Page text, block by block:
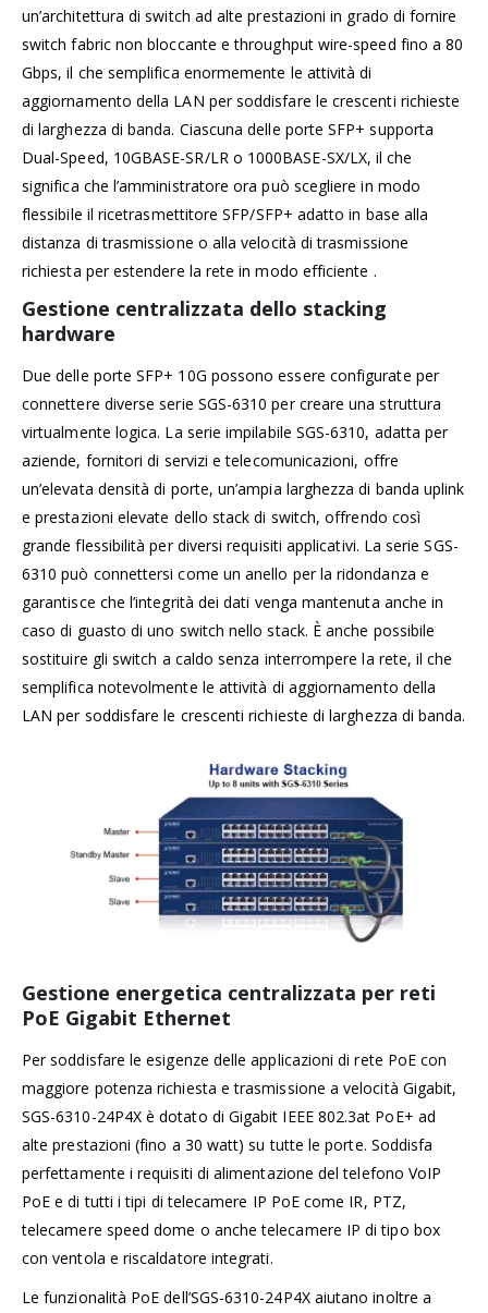
un’architettura di switch ad alte prestazioni in grado di fornire
switch fabric non bloccante e throughput wire-speed fino a 80
Gbps, il che semplifica enormemente le attività di
aggiornamento della LAN per soddisfare le crescenti richieste
di larghezza di banda. Ciascuna delle porte SFP+ supporta
Dual-Speed, 10GBASE-SR/LR o 1000BASE-SX/LX, il che
significa che l’amministratore ora può scegliere in modo
flessibile il ricetrasmettitore SFP/SFP+ adatto in base alla
distanza di trasmissione o alla velocità di trasmissione
richiesta per estendere la rete in modo efficiente .
Gestione centralizzata dello stacking
hardware
Due delle porte SFP+ 10G possono essere configurate per
connettere diverse serie SGS-6310 per creare una struttura
virtualmente logica. La serie impilabile SGS-6310, adatta per
aziende, fornitori di servizi e telecomunicazioni, offre
un’elevata densità di porte, un’ampia larghezza di banda uplink
e prestazioni elevate dello stack di switch, offrendo così
grande flessibilità per diversi requisiti applicativi. La serie SGS-
6310 può connettersi come un anello per la ridondanza e
garantisce che l’integrità dei dati venga mantenuta anche in
caso di guasto di uno switch nello stack. È anche possibile
sostituire gli switch a caldo senza interrompere la rete, il che
semplifica notevolmente le attività di aggiornamento della
LAN per soddisfare le crescenti richieste di larghezza di banda.
Gestione energetica centralizzata per reti
PoE Gigabit Ethernet
Per soddisfare le esigenze delle applicazioni di rete PoE con
maggiore potenza richiesta e trasmissione a velocità Gigabit,
SGS-6310-24P4X è dotato di Gigabit IEEE 802.3at PoE+ ad
alte prestazioni (fino a 30 watt) su tutte le porte. Soddisfa
perfettamente i requisiti di alimentazione del telefono VoIP
PoE e di tutti i tipi di telecamere IP PoE come IR, PTZ,
telecamere speed dome o anche telecamere IP di tipo box
con ventola e riscaldatore integrati.
Le funzionalità PoE dell’SGS-6310-24P4X aiutano inoltre a